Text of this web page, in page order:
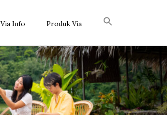
Via Info Produk Via